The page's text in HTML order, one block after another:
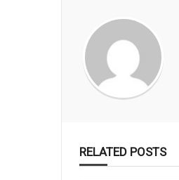
RELATED POSTS